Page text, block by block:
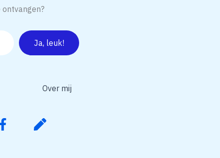
Over mij